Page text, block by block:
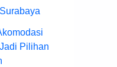
Pilihan